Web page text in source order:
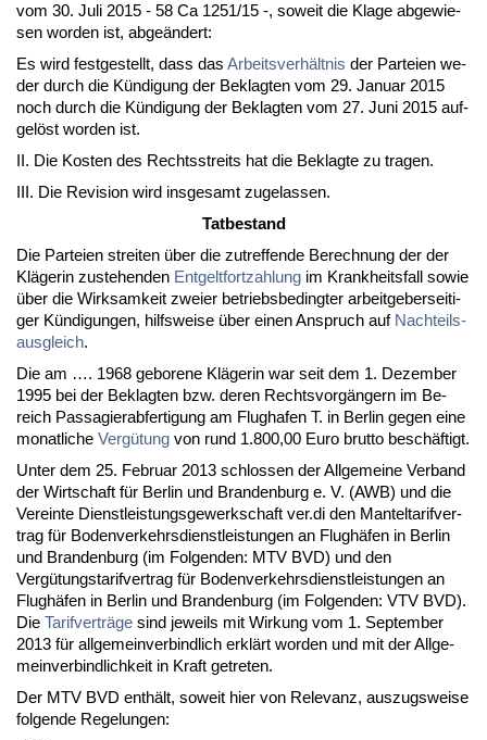
vom 30. Ju­li 2015 - 58 Ca 1251/15 -, so­weit die Kla­ge ab­ge­wie­
sen wor­den ist, ab­geändert:
Es wird fest­ge­stellt, dass das Ar­beits­verhält­nis der Par­tei­en we­
der durch die Kündi­gung der Be­klag­ten vom 29. Ja­nu­ar 2015
noch durch die Kündi­gung der Be­klag­ten vom 27. Ju­ni 2015 auf­
gelöst wor­den ist.
II. Die Kos­ten des Rechts­streits hat die Be­klag­te zu tra­gen.
III. Die Re­vi­si­on wird ins­ge­samt zu­ge­las­sen.
Tat­be­stand
Die Par­tei­en strei­ten über die zu­tref­fen­de Be­rech­nung der der
Kläge­rin zu­ste­hen­den Ent­gelt­fort­zah­lung im Krank­heits­fall so­wie
über die Wirk­sam­keit zwei­er be­triebs­be­ding­ter ar­beit­ge­ber­sei­ti­
ger Kündi­gun­gen, hilfs­wei­se über ei­nen An­spruch auf Nach­teils­
aus­gleich.
Die am …. 1968 ge­bo­re­ne Kläge­rin war seit dem 1. De­zem­ber
1995 bei der Be­klag­ten bzw. de­ren Rechts­vorgängern im Be­
reich Pas­sa­gier­ab­fer­ti­gung am Flug­ha­fen T. in Ber­lin ge­gen ei­ne
mo­nat­li­che Vergütung von rund 1.800,00 Eu­ro brut­to beschäftigt.
Un­ter dem 25. Fe­bru­ar 2013 schlos­sen der All­ge­mei­ne Ver­band
der Wirt­schaft für Ber­lin und Bran­den­burg e. V. (AWB) und die
Ver­ein­te Dienst­leis­tungs­ge­werk­schaft ver.di den Man­tel­ta­rif­ver­
trag für Bo­den­ver­kehrs­dienst­leis­tun­gen an Flughäfen in Ber­lin
und Bran­den­burg (im Fol­gen­den: MTV BVD) und den
Vergütungs­ta­rif­ver­trag für Bo­den­ver­kehrs­dienst­leis­tun­gen an
Flughäfen in Ber­lin und Bran­den­burg (im Fol­gen­den: VTV BVD).
Die Ta­rif­verträge sind je­weils mit Wir­kung vom 1. Sep­tem­ber
2013 für all­ge­mein­ver­bind­lich erklärt wor­den und mit der All­ge­
mein­ver­bind­lich­keit in Kraft ge­tre­ten.
Der MTV BVD enthält, so­weit hier von Re­le­vanz, aus­zugs­wei­se
fol­gen­de Re­ge­lun­gen: